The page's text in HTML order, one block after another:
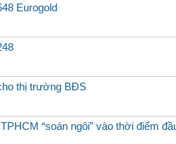
Eurogold
thị trường BĐS
“soán ngôi” vào thời điểm